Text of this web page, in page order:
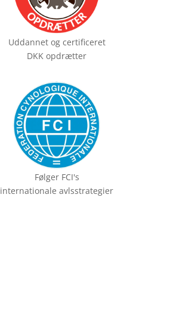
Uddannet og certificeret
DKK opdrætter
Følger FCI's
internationale avlsstrategier